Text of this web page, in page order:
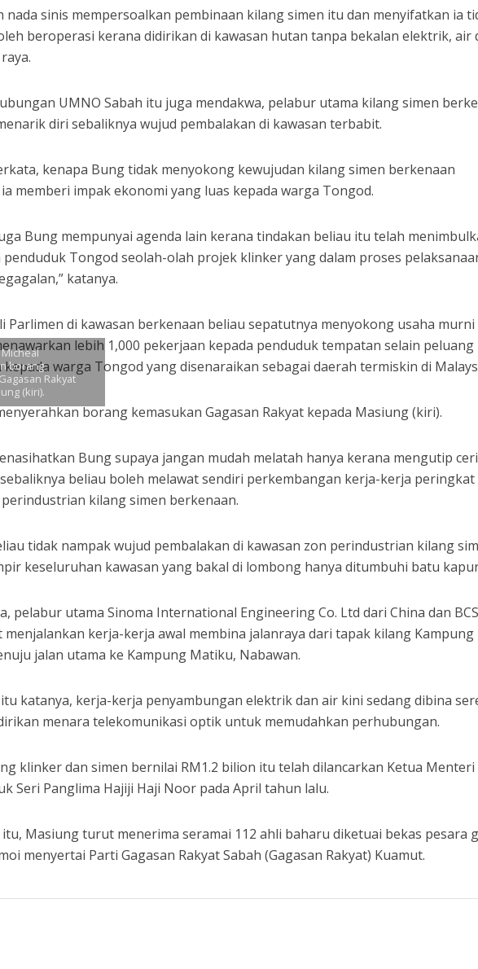
nada sinis mempersoalkan pembinaan kilang simen itu dan menyifatkan ia
beroperasi kerana didirikan di kawasan hutan tanpa bekalan elektrik, air
UMNO Sabah itu juga mendakwa, pelabur utama kilang simen
diri sebaliknya wujud pembalakan di kawasan terbabit.
kenapa Bung tidak menyokong kewujudan kilang simen berkenaan
memberi impak ekonomi yang luas kepada warga Tongod.
Bung mempunyai agenda lain kerana tindakan beliau itu telah
penduduk Tongod seolah-olah projek klinker yang dalam proses
katanya.
Parlimen di kawasan berkenaan beliau sepatutnya menyokong usaha
lebih 1,000 pekerjaan kepada penduduk tempatan selain peluang
warga Tongod yang disenaraikan sebagai daerah termiskin di
Micheal
borang
Rakyat
(kiri).
Bung supaya jangan mudah melatah hanya kerana mengutip
beliau boleh melawat sendiri perkembangan kerja-kerja peringkat
kilang simen berkenaan.
tidak nampak wujud pembalakan di kawasan zon perindustrian kilang
keseluruhan kawasan yang bakal di lombong hanya ditumbuhi batu
pelabur utama Sinoma International Engineering Co. Ltd dari China dan
menjalankan kerja-kerja awal membina jalanraya dari tapak kilang Kampung
jalan utama ke Kampung Matiku, Nabawan.
katanya, kerja-kerja penyambungan elektrik dan air kini sedang dibina
menara telekomunikasi optik untuk memudahkan perhubungan.
klinker dan simen bernilai RM1.2 bilion itu telah dilancarkan Ketua Menteri
Seri Panglima Hajiji Haji Noor pada April tahun lalu.
itu, Masiung turut menerima seramai 112 ahli baharu diketuai bekas pesara
menyertai Parti Gagasan Rakyat Sabah (Gagasan Rakyat) Kuamut.